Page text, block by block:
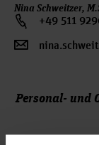
Nina Schweitzer,
+49 511
Personal- und